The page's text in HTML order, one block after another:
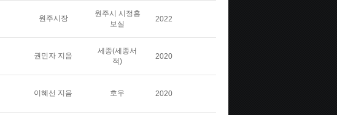
원주시장
원주시 시정홍
보실
2022
권민자 지음
세종(세종서
적)
2020
이혜선 지음 호우 2020